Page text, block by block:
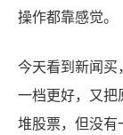
操作都靠感觉。
今天看到新闻买
一档更好，又
堆股票，但没